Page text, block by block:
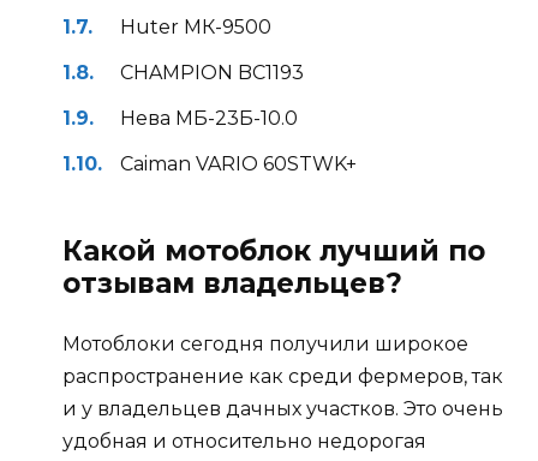
Huter МК-9500
CHAMPION BC1193
Нева МБ-23Б-10.0
Caiman VARIO 60STWK+
Какой мотоблок лучший по
отзывам владельцев?
Мотоблоки сегодня получили широкое
распространение как среди фермеров, так
и у владельцев дачных участков. Это очень
удобная и относительно недорогая